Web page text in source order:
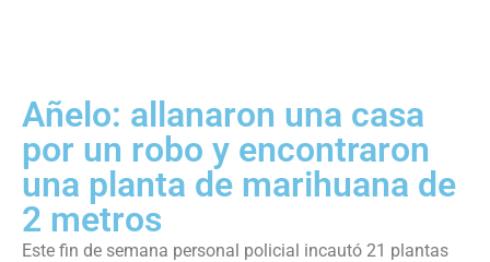
Añelo: allanaron una casa
por un robo y encontraron
una planta de marihuana de
2 metros
Este fin de semana personal policial incautó 21 plantas